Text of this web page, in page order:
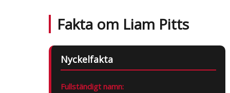
Fakta om Liam Pitts
Nyckelfakta
Fullständigt namn: